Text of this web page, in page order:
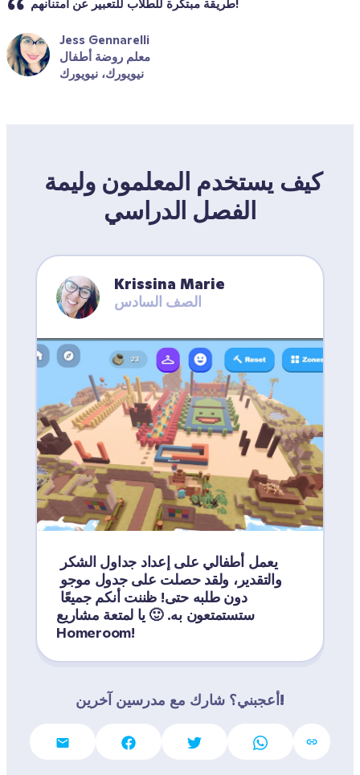
طريقة مبتكرة للطلاب للتعبير عن امتنانهم!
Jess Gennarelli
معلم روضة أطفال
نيويورك، نيويورك
الفصل الدراسي
Krissina Marie
الصف السادس
ستستمتعون به. 🙂 يا لمتعة مشاريع
Homeroom!
أعجبني؟ شارك مع مدرسين آخرين!